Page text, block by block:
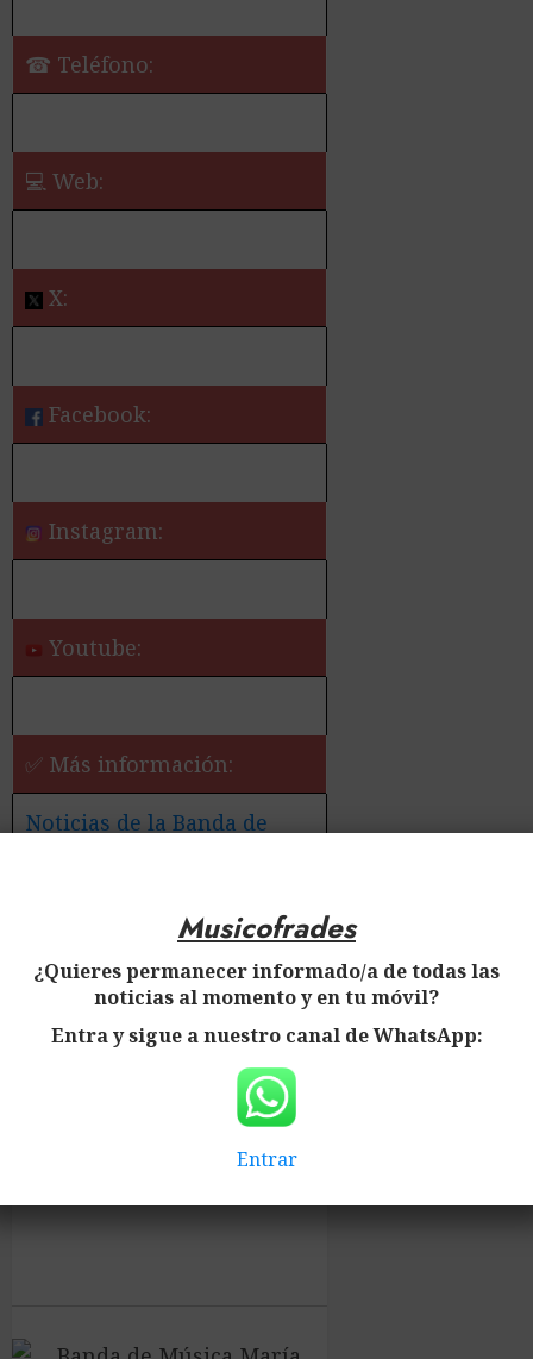
☎ Teléfono:
💻 Web:
X:
Facebook:
Instagram:
Youtube:
✅ Más información:
Noticias de la Banda de
Musicofrades
¿Quieres permanecer informado/a de todas las
noticias al momento y en tu móvil?
Entra y sigue a nuestro canal de WhatsApp:
Entrar